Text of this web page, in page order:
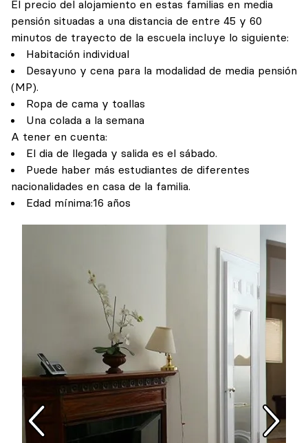
El precio del alojamiento en estas familias en media
pensión situadas a una distancia de entre 45 y 60
minutos de trayecto de la escuela incluye lo siguiente:
Habitación individual
Desayuno y cena para la modalidad de media pensión
(MP).
Ropa de cama y toallas
Una colada a la semana
A tener en cuenta:
El dia de llegada y salida es el sábado.
Puede haber más estudiantes de diferentes
nacionalidades en casa de la familia.
Edad mínima:16 años